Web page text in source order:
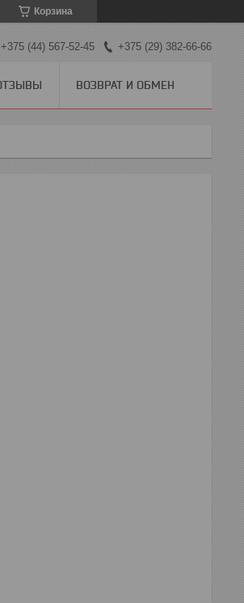
Корзина
+375 (44) 567-52-45 +375 (29) 382-66-66
ВОЗВРАТ И ОБМЕН